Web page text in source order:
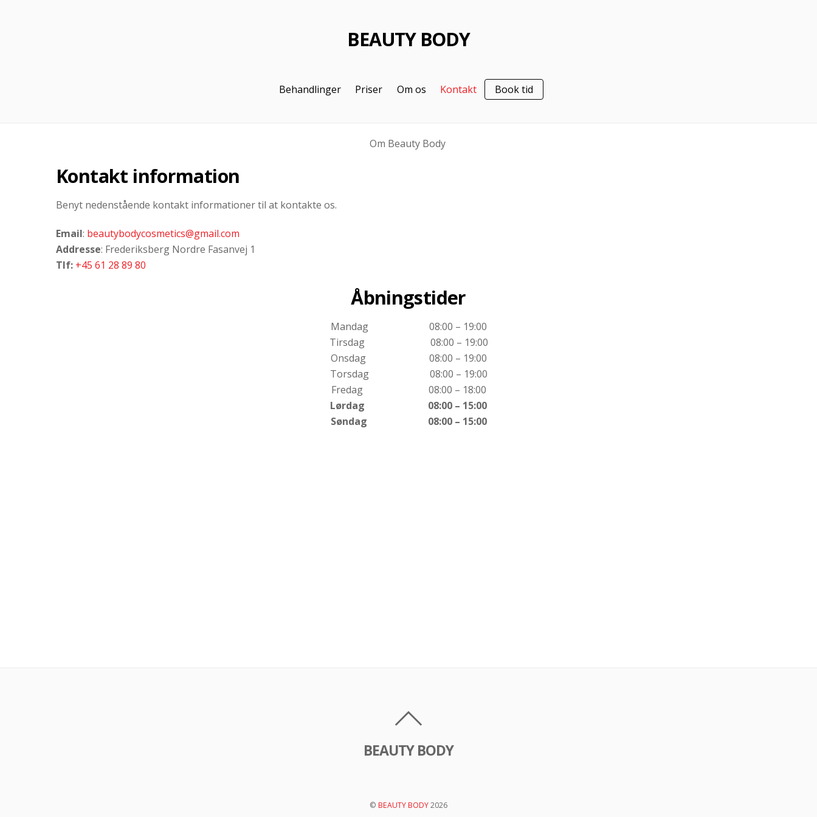
BEAUTY BODY
Behandlinger Priser Om os Kontakt Book tid
Om Beauty Body
Kontakt information
Benyt nedenstående kontakt informationer til at kontakte os.
Email: beautybodycosmetics@gmail.com
Addresse: Frederiksberg Nordre Fasanvej 1
Tlf: +45 61 28 89 80
Åbningstider
Mandag 08:00 – 19:00
Tirsdag 08:00 – 19:00
Onsdag 08:00 – 19:00
Torsdag 08:00 – 19:00
Fredag 08:00 – 18:00
Lørdag 08:00 – 15:00
Søndag 08:00 – 15:00
BEAUTY BODY
© BEAUTY BODY2026